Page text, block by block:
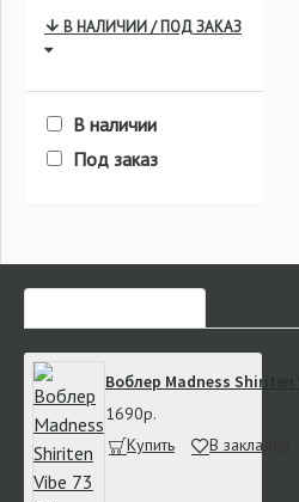
Spomb
ZEMEX
В НАЛИЧИИ / ПОД ЗАКАЗ
В наличии
Под заказ
Воблер Madness Shiriten
1690р.
Купить
В закладки